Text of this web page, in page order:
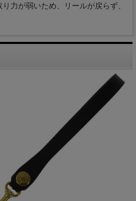
力が弱いため、リールが戻らず、